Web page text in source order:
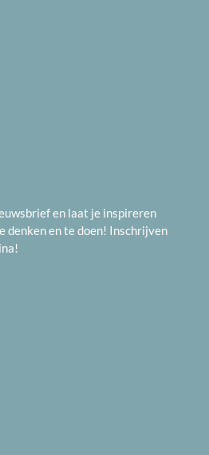
en laat je inspireren
denken en te doen! Inschrijven
!